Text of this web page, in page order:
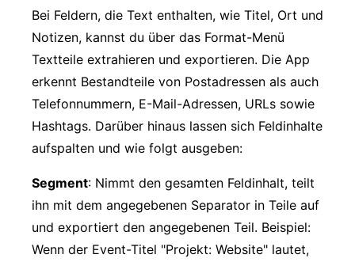
Bei Feldern, die Text enthalten, wie Titel, Ort und
Notizen, kannst du über das Format-Menü
Textteile extrahieren und exportieren. Die App
erkennt Bestandteile von Postadressen als auch
Telefonnummern, E-Mail-Adressen, URLs sowie
Hashtags. Darüber hinaus lassen sich Feldinhalte
aufspalten und wie folgt ausgeben:
Segment: Nimmt den gesamten Feldinhalt, teilt
ihn mit dem angegebenen Separator in Teile auf
und exportiert den angegebenen Teil. Beispiel:
Wenn der Event-Titel "Projekt: Website" lautet,